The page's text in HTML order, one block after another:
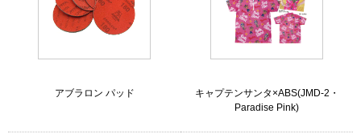
アブラロン パッド
キャプテンサンタ×ABS(JMD-2・
Paradise Pink)